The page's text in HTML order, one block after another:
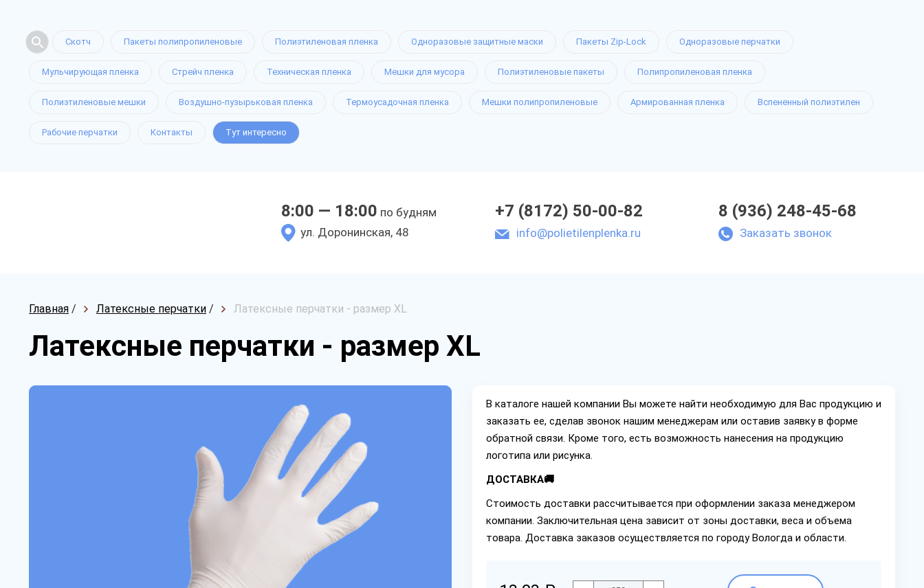
Скотч Пакеты полипропиленовые Полиэтиленовая пленка Одноразовые защитные маски Пакеты Zip-Lock Одноразовые перчатки
Мульчирующая пленка Стрейч пленка Техническая пленка Мешки для мусора Полиэтиленовые пакеты Полипропиленовая пленка
Полиэтиленовые мешки Воздушно-пузырьковая пленка Термоусадочная пленка Мешки полипропиленовые Армированная пленка Вспененный полиэтилен
Рабочие перчатки Контакты Тут интересно
8:00 — 18:00 по будням
ул. Доронинская, 48
+7 (8172) 50-00-82
info@polietilenplenka.ru
8 (936) 248-45-68
Заказать звонок
Главная / Латексные перчатки / Латексные перчатки - размер XL
Латексные перчатки - размер XL
В каталоге нашей компании Вы можете найти необходимую для Вас продукцию и
заказать ее, сделав звонок нашим менеджерам или оставив заявку в форме
обратной связи. Кроме того, есть возможность нанесения на продукцию
логотипа или рисунка.
ДОСТАВКА🚚
Стоимость доставки рассчитывается при оформлении заказа менеджером
компании. Заключительная цена зависит от зоны доставки, веса и объема
товара. Доставка заказов осуществляется по городу Вологда и области.